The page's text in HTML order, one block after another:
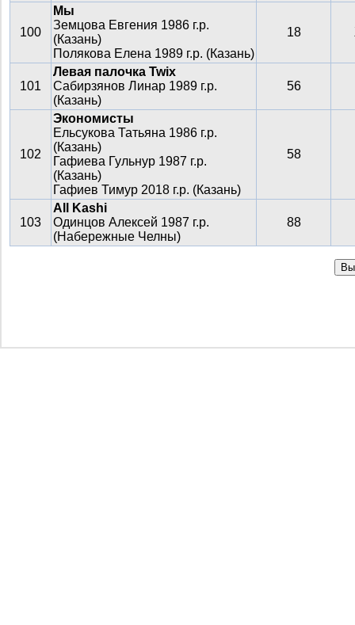
100
Мы
Земцова Евгения 1986 г.р.
(Казань)
Полякова Елена 1989 г.р. (Казань)
18
101
Левая палочка Twix
Сабирзянов Линар 1989 г.р.
(Казань)
56
102
Экономисты
Ельсукова Татьяна 1986 г.р.
(Казань)
Гафиева Гульнур 1987 г.р.
(Казань)
Гафиев Тимур 2018 г.р. (Казань)
58
103
All Kashi
Одинцов Алексей 1987 г.р.
(Набережные Челны)
88